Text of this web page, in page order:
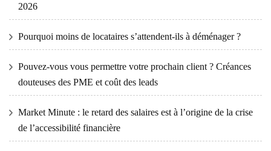
2026
Pourquoi moins de locataires s’attendent-ils à déménager ?
Pouvez-vous vous permettre votre prochain client ? Créances
douteuses des PME et coût des leads
Market Minute : le retard des salaires est à l’origine de la crise
de l’accessibilité financière